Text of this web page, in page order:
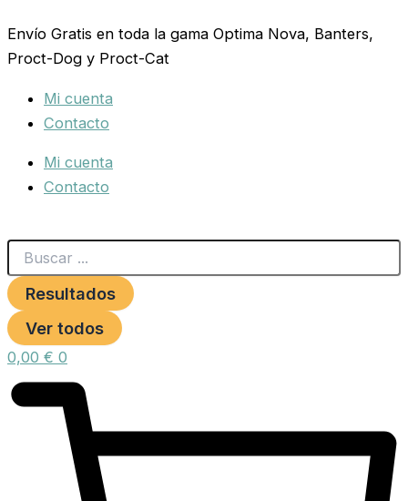
al
contenido
Envío Gratis en toda la gama Optima Nova, Banters,
Proct-Dog y Proct-Cat
Mi cuenta
Contacto
Mi cuenta
Contacto
...
Resultados
Ver todos
0,00 € 0
COMPLETE
2,5
KG.
Laga
cantidad